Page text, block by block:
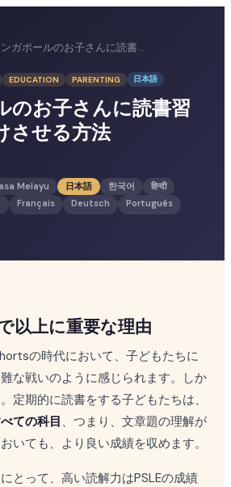
シンガポールのお子さんに読書習慣を身につけさせる方法
EDUCATION PARENTING 日本語
のお子さんに読書習
させる方法
Melayu 日本語 한국어
हिन्दी
Français Deutsch
Português
以上に重要な理由
の時代において、子どもたちに
な戦いのように感じられます。しか
定期的に読書をする子どもたちは、
ての科目 、つまり、文章題の理解が
いても、より良い成績を収めます。
とって、高い読解力はPSLEの成績